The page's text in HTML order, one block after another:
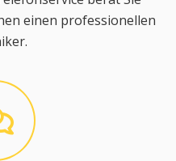
einen professionellen